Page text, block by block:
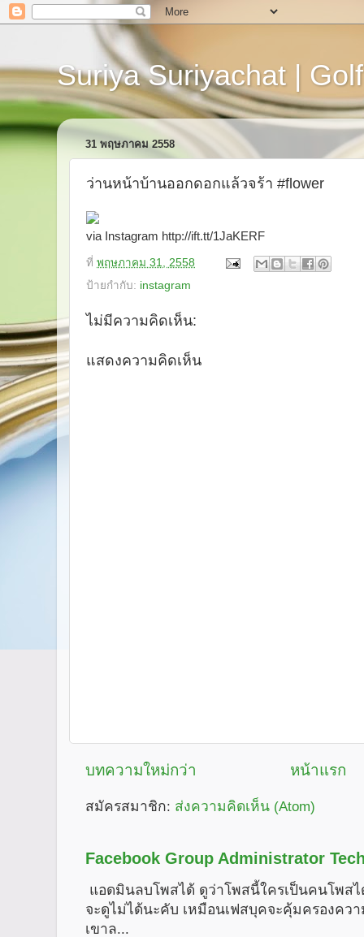
Suriya Suriyachat | Golf
31 พฤษภาคม 2558
ว่านหน้าบ้านออกดอกแล้วจร้า #flower
via Instagram http://ift.tt/1JaKERF
ที่ พฤษภาคม 31, 2558
ป้ายกำกับ: instagram
ไม่มีความคิดเห็น:
แสดงความคิดเห็น
บทความใหม่กว่า หน้าแรก
สมัครสมาชิก: ส่งความคิดเห็น (Atom)
Facebook Group Administrator
แอดมินลบโพสได้ ดูว่าโพสนี้ใครเป็นคนโพส
จะดูไม่ได้นะคับ เหมือนเฟสบุคจะคุ้มครองคว
เขาล...